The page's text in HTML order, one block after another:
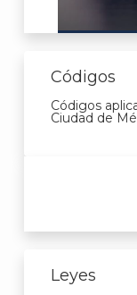
Códigos
Códigos
Ciudad de
Leyes